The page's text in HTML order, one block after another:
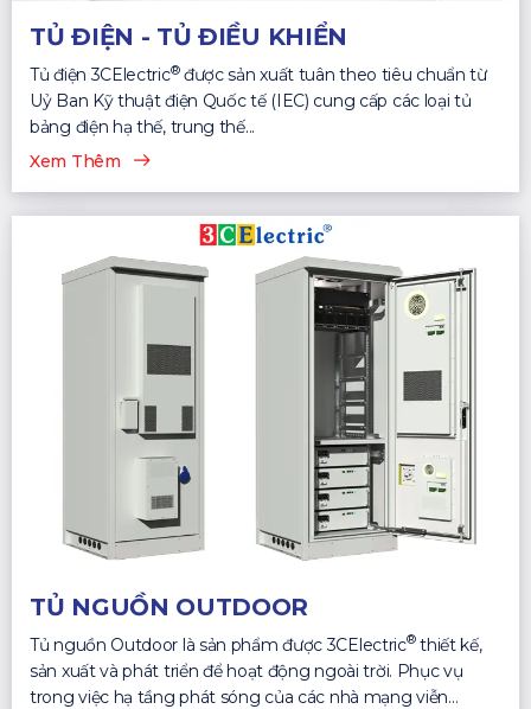
TỦ ĐIỆN - TỦ ĐIỀU KHIỂN
Tủ điện 3CElectric®được sản xuất tuân theo tiêu chuẩn từ
Uỷ Ban Kỹ thuật điện Quốc tế (IEC) cung cấp các loại tủ
bảng điện hạ thế, trung thế...
Xem Thêm
TỦ NGUỒN OUTDOOR
Tủ nguồn Outdoor là sản phẩm được 3CElectric®thiết kế,
sản xuất và phát triển để hoạt động ngoài trời. Phục vụ
trong việc hạ tầng phát sóng của các nhà mạng viễn